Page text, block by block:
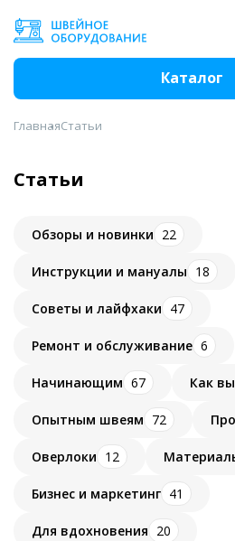
Каталог
ГлавнаяСтатьи
Статьи
Обзоры и новинки 22
Инструкции и мануалы 18
Советы и лайфхаки 47
Ремонт и обслуживание 6
Начинающим 67 Как
Опытным швеям 72
Оверлоки 12
Бизнес и маркетинг 41
Для вдохновения 20